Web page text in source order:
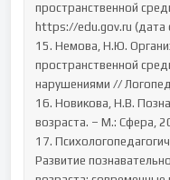
пространственной
https://edu.gov.ru
15. Немова, Н.Ю.
пространственной
нарушениями //
16. Новикова, Н.В.
возраста. – М.: Сфера,
17.
Развитие